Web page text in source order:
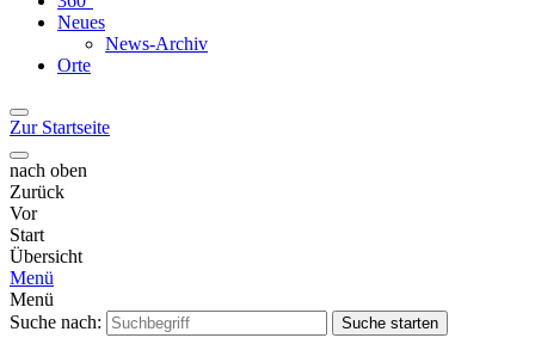
Neues
News-Archiv
Orte
Zur Startseite
nach oben
Zurück
Vor
Start
Übersicht
Menü
Menü
Suche nach:
Suche starten